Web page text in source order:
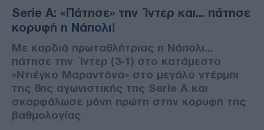
Serie A: «Πάτησε» την Ίντερ και... πάτησε
κορυφή η Νάπολι!
Με καρδιά πρωταθλήτριας η Νάπολι...
πάτησε την Ίντερ (3-1) στο κατάμεστο
«Ντιέγκο Μαραντόνα» στο μεγάλο ντέρμπι
της 8ης αγωνιστικής της Serie A και
σκαρφάλωσε μόνη πρώτη στην κορυφή της
βαθμολογίας